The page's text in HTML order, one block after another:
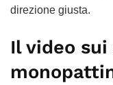
direzione giusta.
Il video